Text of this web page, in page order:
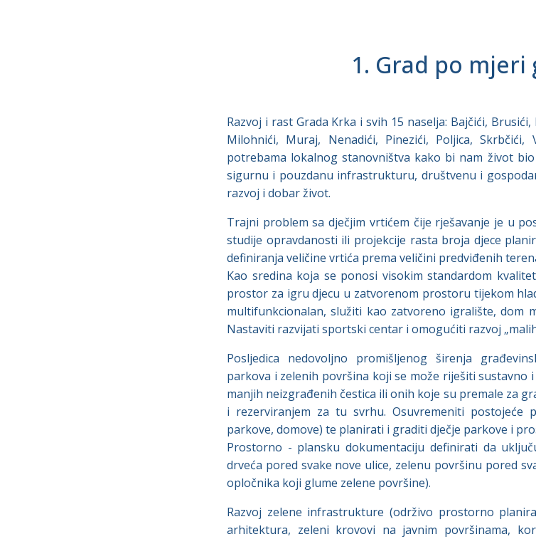
1. Grad po mjeri
Razvoj i rast Grada Krka i svih 15 naselja: Bajčići,
Milohnići, Muraj, Nenadići, Pinezići, Poljica,
potrebama lokalnog stanovništva kako bi nam život
sigurnu i pouzdanu infrastrukturu, društvenu i
razvoj i dobar život.
Trajni problem sa dječjim vrtićem čije rješavanje je u
studije opravdanosti ili projekcije rasta broja djece
definiranja veličine vrtića prema veličini predviđenih
Kao sredina koja se ponosi visokim standardom
prostor za igru djecu u zatvorenom prostoru tijekom
multifunkcionalan, služiti kao zatvoreno igralište, dom
Nastaviti razvijati sportski centar i omogućiti razvoj
Posljedica nedovoljno promišljenog širenja
parkova i zelenih površina koji se može riješiti sustavno
manjih neizgrađenih čestica ili onih koje su premale za
i rezerviranjem za tu svrhu. Osuvremeniti postojeće
parkove, domove) te planirati i graditi dječje parkove i
Prostorno - plansku dokumentaciju definirati da
drveća pored svake nove ulice, zelenu površinu pored
opločnika koji glume zelene površine).
Razvoj zelene infrastrukture (održivo prostorno
arhitektura, zeleni krovovi na javnim površinama,